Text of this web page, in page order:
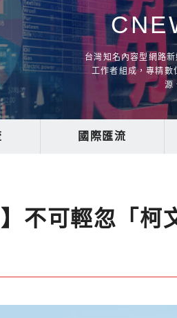
台灣知名內容型網路
工作者組成，專精數
源
國際匯流
】不可輕忽「